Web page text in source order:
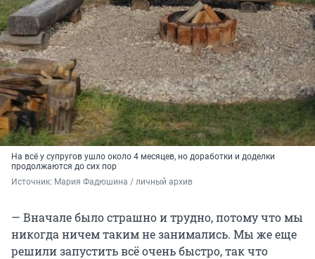
На всё у супругов ушло около 4 месяцев, но доработки и доделки
продолжаются до сих пор
Источник: Мария Фадюшина / личный архив
— Вначале было страшно и трудно, потому что мы
никогда ничем таким не занимались. Мы же еще
решили запустить всё очень быстро, так что